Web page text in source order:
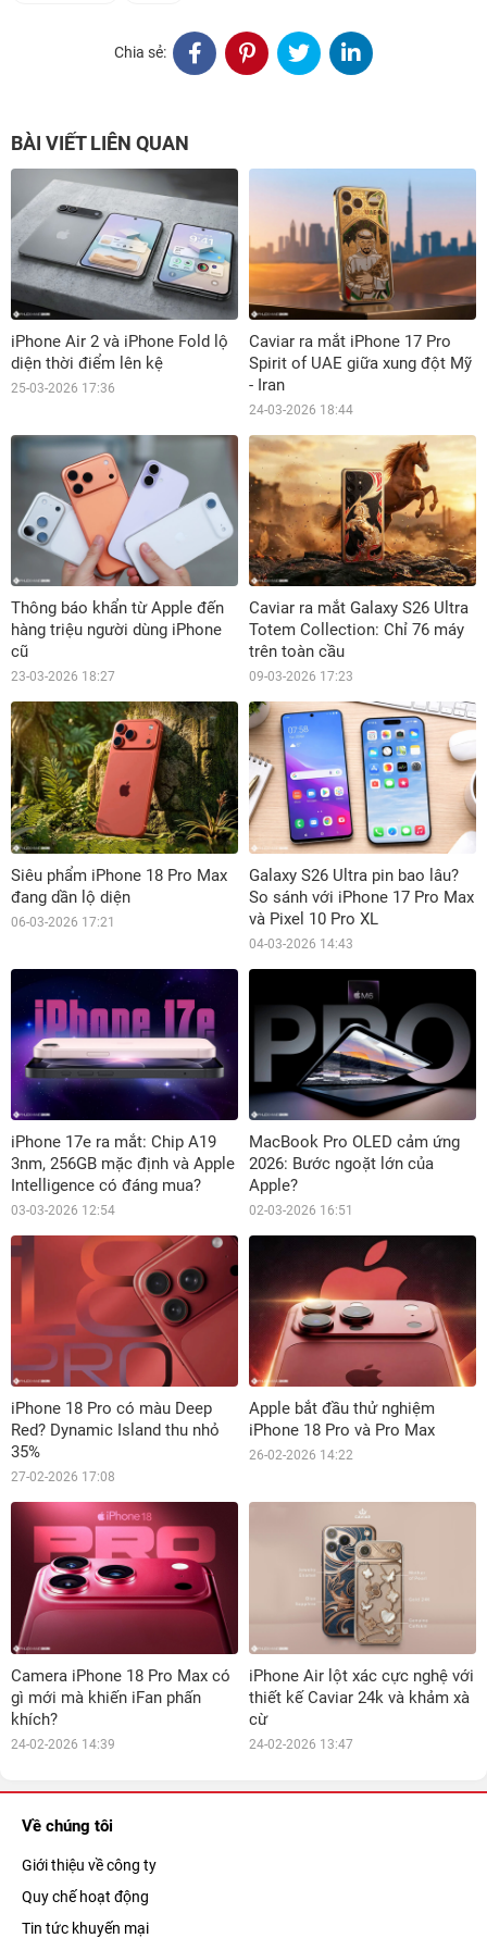
Chia sẻ:
BÀI VIẾT LIÊN QUAN
iPhone Air 2 và iPhone Fold lộ
diện thời điểm lên kệ
25-03-2026 17:36
Caviar ra mắt iPhone 17 Pro
Spirit of UAE giữa xung đột Mỹ
- Iran
24-03-2026 18:44
Thông báo khẩn từ Apple đến
hàng triệu người dùng iPhone
cũ
23-03-2026 18:27
Caviar ra mắt Galaxy S26 Ultra
Totem Collection: Chỉ 76 máy
trên toàn cầu
09-03-2026 17:23
Siêu phẩm iPhone 18 Pro Max
đang dần lộ diện
06-03-2026 17:21
Galaxy S26 Ultra pin bao lâu?
So sánh với iPhone 17 Pro Max
và Pixel 10 Pro XL
04-03-2026 14:43
iPhone 17e ra mắt: Chip A19
3nm, 256GB mặc định và Apple
Intelligence có đáng mua?
03-03-2026 12:54
MacBook Pro OLED cảm ứng
2026: Bước ngoặt lớn của
Apple?
02-03-2026 16:51
iPhone 18 Pro có màu Deep
Red? Dynamic Island thu nhỏ
35%
27-02-2026 17:08
Apple bắt đầu thử nghiệm
iPhone 18 Pro và Pro Max
26-02-2026 14:22
Camera iPhone 18 Pro Max có
gì mới mà khiến iFan phấn
khích?
24-02-2026 14:39
iPhone Air lột xác cực nghệ với
thiết kế Caviar 24k và khảm xà
cừ
24-02-2026 13:47
Về chúng tôi
Giới thiệu về công ty
Quy chế hoạt động
Tin tức khuyến mại